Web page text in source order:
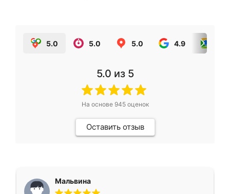
5.0 5.0 5.0 4.9
5.0 из 5
На основе 945оценок
Оставить отзыв
Мальвина